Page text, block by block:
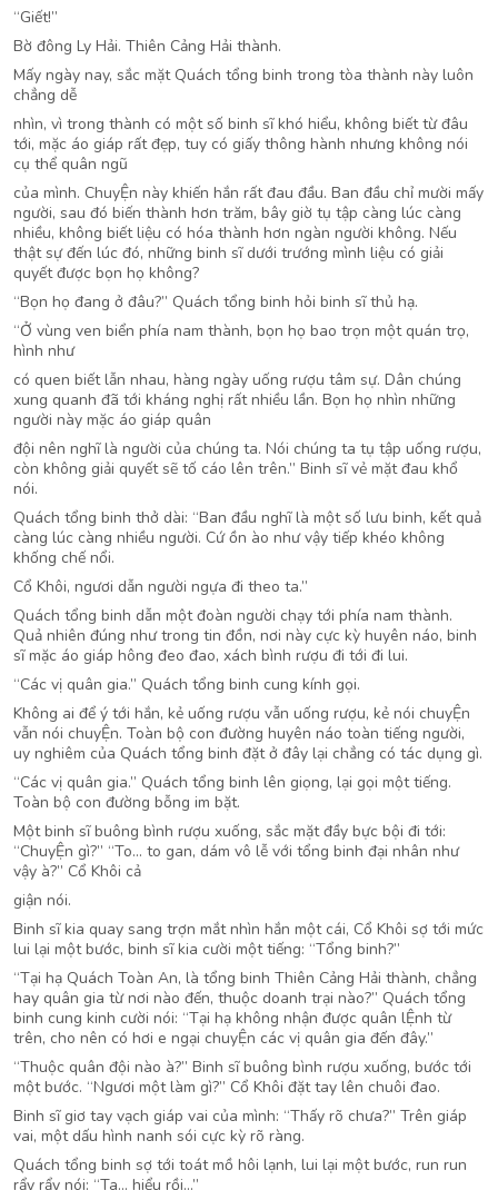
“Giết!”
Bờ đông Ly Hải. Thiên Cảng Hải thành.
Mấy ngày nay, sắc mặt Quách tổng binh trong tòa thành này luôn
chẳng dễ
nhìn, vì trong thành có một số binh sĩ khó hiểu, không biết từ đâu
tới, mặc áo giáp rất đẹp, tuy có giấy thông hành nhưng không nói
cụ thể quân ngũ
của mình. ChuyỆn này khiến hắn rất đau đầu. Ban đầu chỉ mười mấy
người, sau đó biến thành hơn trăm, bây giờ tụ tập càng lúc càng
nhiều, không biết liệu có hóa thành hơn ngàn người không. Nếu
thật sự đến lúc đó, những binh sĩ dưới trướng mình liệu có giải
quyết được bọn họ không?
“Bọn họ đang ở đâu?” Quách tổng binh hỏi binh sĩ thủ hạ.
“Ở vùng ven biển phía nam thành, bọn họ bao trọn một quán trọ,
hình như
có quen biết lẫn nhau, hàng ngày uống rượu tâm sự. Dân chúng
xung quanh đã tới kháng nghị rất nhiều lần. Bọn họ nhìn những
người này mặc áo giáp quân
đội nên nghĩ là người của chúng ta. Nói chúng ta tụ tập uống rượu,
còn không giải quyết sẽ tố cáo lên trên.” Binh sĩ vẻ mặt đau khổ
nói.
Quách tổng binh thở dài: “Ban đầu nghĩ là một số lưu binh, kết quả
càng lúc càng nhiều người. Cứ ồn ào như vậy tiếp khéo không
khống chế nổi.
Cổ Khôi, ngươi dẫn người ngựa đi theo ta.”
Quách tổng binh dẫn một đoàn người chạy tới phía nam thành.
Quả nhiên đúng như trong tin đồn, nơi này cực kỳ huyên náo, binh
sĩ mặc áo giáp hông đeo đao, xách bình rượu đi tới đi lui.
“Các vị quân gia.” Quách tổng binh cung kính gọi.
Không ai để ý tới hắn, kẻ uống rượu vẫn uống rượu, kẻ nói chuyỆn
vẫn nói chuyỆn. Toàn bộ con đường huyên náo toàn tiếng người,
uy nghiêm của Quách tổng binh đặt ở đây lại chẳng có tác dụng gì.
“Các vị quân gia.” Quách tổng binh lên giọng, lại gọi một tiếng.
Toàn bộ con đường bỗng im bặt.
Một binh sĩ buông bình rượu xuống, sắc mặt đầy bực bội đi tới:
“ChuyỆn gì?” “To… to gan, dám vô lễ với tổng binh đại nhân như
vậy à?” Cổ Khôi cả
giận nói.
Binh sĩ kia quay sang trợn mắt nhìn hắn một cái, Cổ Khôi sợ tới mức
lui lại một bước, binh sĩ kia cười một tiếng: “Tổng binh?”
“Tại hạ Quách Toàn An, là tổng binh Thiên Cảng Hải thành, chẳng
hay quân gia từ nơi nào đến, thuộc doanh trại nào?” Quách tổng
binh cung kinh cười nói: “Tại hạ không nhận được quân lỆnh từ
trên, cho nên có hơi e ngại chuyỆn các vị quân gia đến đây.”
“Thuộc quân đội nào à?” Binh sĩ buông bình rượu xuống, bước tới
một bước. “Ngươi một làm gì?” Cổ Khôi đặt tay lên chuôi đao.
Binh sĩ giơ tay vạch giáp vai của mình: “Thấy rõ chưa?” Trên giáp
vai, một dấu hình nanh sói cực kỳ rõ ràng.
Quách tổng binh sợ tới toát mồ hôi lạnh, lui lại một bước, run run
rẩy rẩy nói: “Ta… hiểu rồi…”